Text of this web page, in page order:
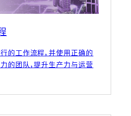
的工作流程，并使用正确的
的团队，提升生产力与运营